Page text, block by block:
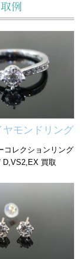
例
ヤモンドリング
コレクションリング
D,VS2,EX 買取